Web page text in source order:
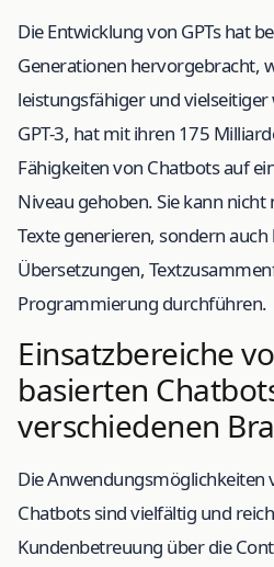
Die Entwicklung von GPTs hat
Generationen hervorgebracht,
leistungsfähiger und
GPT-3, hat mit ihren 175
Fähigkeiten von Chatbots auf
Niveau gehoben. Sie kann
Texte generieren, sondern
Übersetzungen,
Programmierung durchführen.
Einsatzbereiche
basierten
verschiedenen
Die Anwendungsmöglichkeiten
Chatbots sind vielfältig und
Kundenbetreuung über die